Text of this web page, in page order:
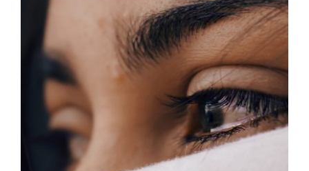
Pomoc psychologiczna w
sytuacji kryzysu życiowego.